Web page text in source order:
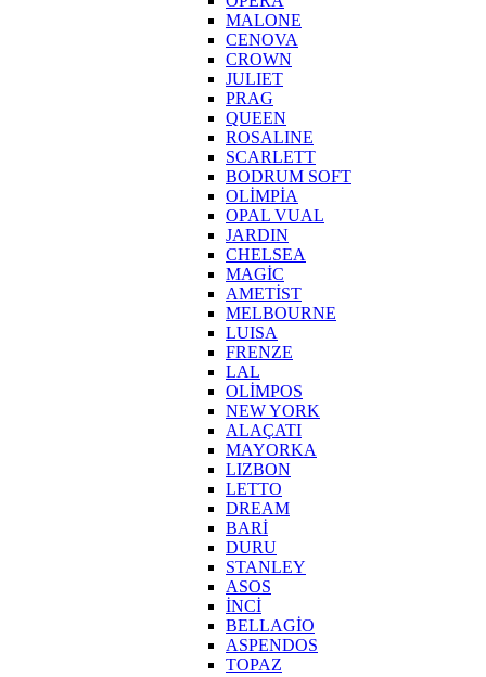
MALONE
CENOVA
CROWN
JULIET
PRAG
QUEEN
ROSALINE
SCARLETT
BODRUM SOFT
OLİMPİA
OPAL VUAL
JARDIN
CHELSEA
MAGİC
AMETİST
MELBOURNE
LUISA
FRENZE
LAL
OLİMPOS
NEW YORK
ALAÇATI
MAYORKA
LIZBON
LETTO
DREAM
BARİ
DURU
STANLEY
ASOS
İNCİ
BELLAGİO
ASPENDOS
TOPAZ